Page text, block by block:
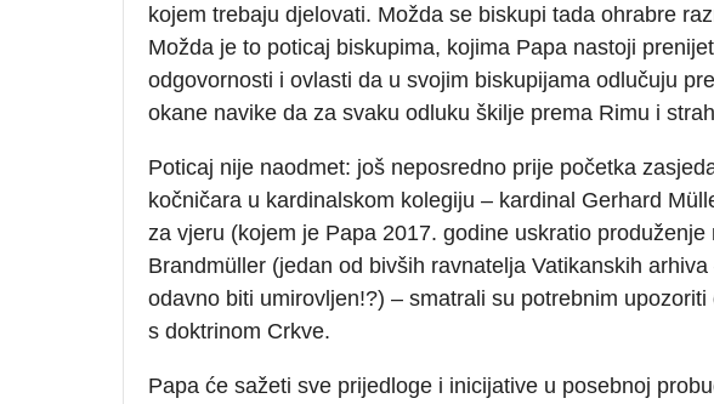
kojem trebaju djelovati. Možda se biskupi tada ohrabre
Možda je to poticaj biskupima, kojima Papa nastoji
odgovornosti i ovlasti da u svojim biskupijama odlučuju
okane navike da za svaku odluku škilje prema Rimu i
Poticaj nije naodmet: još neposredno prije početka
kočničara u kardinalskom kolegiju – kardinal Gerhard
za vjeru (kojem je Papa 2017. godine uskratio
Brandmüller (jedan od bivših ravnatelja Vatikanskih
odavno biti umirovljen!?) – smatrali su potrebnim
s doktrinom Crkve.
Papa će sažeti sve prijedloge i inicijative u posebnoj